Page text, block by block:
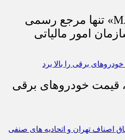
سرشماره «MALIAT» تنها مرجع رسمی
امور مالیاتی
قیمت خودروهای برقی